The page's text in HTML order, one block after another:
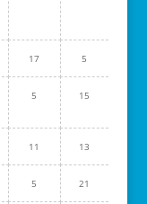
17 5
5 15
11 13
5 21